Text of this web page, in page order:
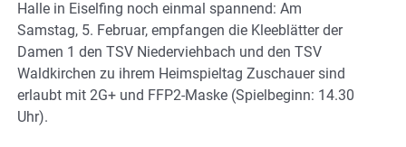
Halle in Eiselfing noch einmal spannend: Am
Samstag, 5. Februar, empfangen die Kleeblätter der
Damen 1 den TSV Niederviehbach und den TSV
Waldkirchen zu ihrem Heimspieltag Zuschauer sind
erlaubt mit 2G+ und FFP2-Maske (Spielbeginn: 14.30
Uhr).